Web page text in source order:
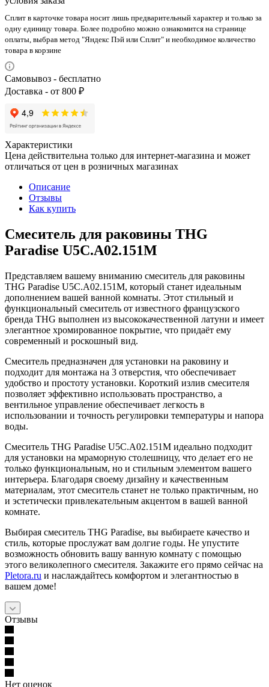
Сплит в карточке товара носит лишь предварительный характер и только за
одну единицу товара. Более подробно можно ознакомится на странице
оплаты, выбрав метод "Яндекс Пэй или Сплит" и необходимое количество
товара в корзине
Самовывоз - бесплатно
Доставка - от 800 ₽
Характеристики
Цена действительна только для интернет-магазина и может
отличаться от цен в розничных магазинах
Описание
Отзывы
Как купить
Смеситель для раковины THG
Paradise U5C.A02.151M
Представляем вашему вниманию смеситель для раковины
THG Paradise U5C.A02.151M, который станет идеальным
дополнением вашей ванной комнаты. Этот стильный и
функциональный смеситель от известного французского
бренда THG выполнен из высококачественной латуни и имеет
элегантное хромированное покрытие, что придаёт ему
современный и роскошный вид.
Смеситель предназначен для установки на раковину и
подходит для монтажа на 3 отверстия, что обеспечивает
удобство и простоту установки. Короткий излив смесителя
позволяет эффективно использовать пространство, а
вентильное управление обеспечивает легкость в
использовании и точность регулировки температуры и напора
воды.
Смеситель THG Paradise U5C.A02.151M идеально подходит
для установки на мраморную столешницу, что делает его не
только функциональным, но и стильным элементом вашего
интерьера. Благодаря своему дизайну и качественным
материалам, этот смеситель станет не только практичным, но
и эстетически привлекательным акцентом в вашей ванной
комнате.
Выбирая смеситель THG Paradise, вы выбираете качество и
стиль, которые прослужат вам долгие годы. Не упустите
возможность обновить вашу ванную комнату с помощью
этого великолепного смесителя. Закажите его прямо сейчас на
Pletora.ru и наслаждайтесь комфортом и элегантностью в
вашем доме!
Отзывы
Нет оценок